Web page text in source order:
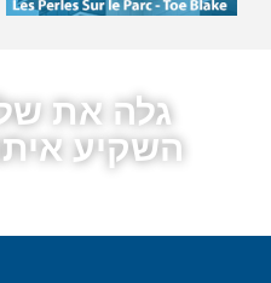
גלה את
השקיע